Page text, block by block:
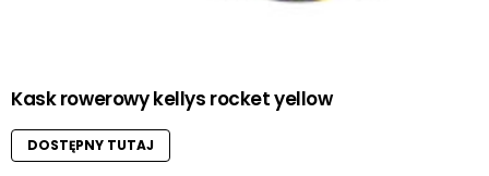
Kask rowerowy kellys rocket yellow
DOSTĘPNY TUTAJ